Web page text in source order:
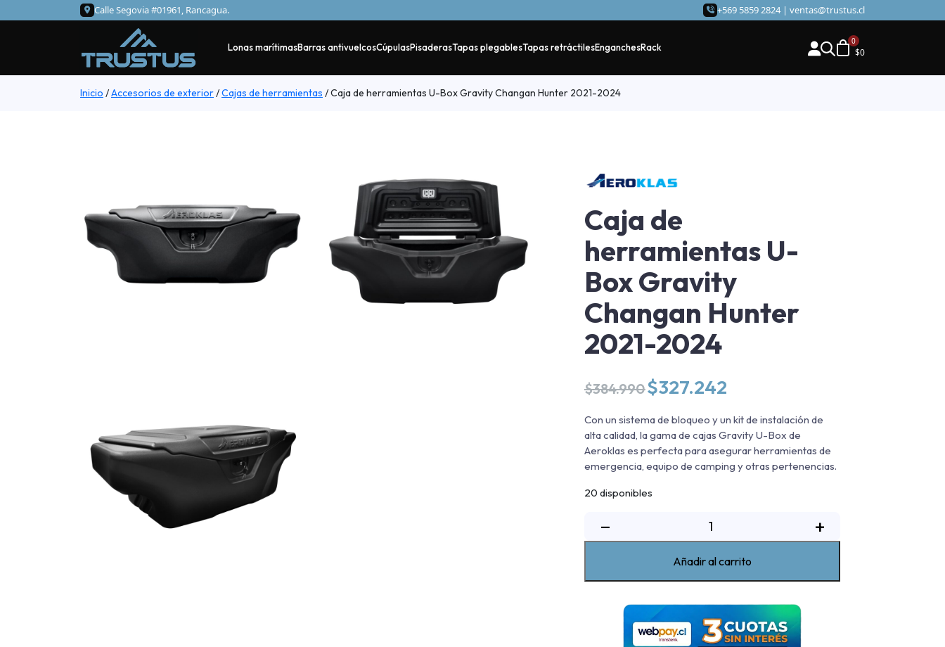
Calle Segovia #01961, Rancagua. +569 5859 2824 | ventas@trustus.cl
Lonas marítimasBarras antivuelcosCúpulasPisaderasTapas plegablesTapas retráctilesEnganchesRack $0
Inicio /Accesorios de exterior/Cajas de herramientas /Caja de herramientas U-Box Gravity Changan Hunter 2021-2024
Caja de
herramientas U-
Box Gravity
Changan Hunter
2021-2024
$384.990 El
precio
original
era:
$384.990.
$327.242
actual
es:
$327.242.
Con un sistema de bloqueo y un kit de instalación de
alta calidad, la gama de cajas Gravity U-Box de
Aeroklas es perfecta para asegurar herramientas de
emergencia, equipo de camping y otras pertenencias.
20 disponibles
−
de
herramientas
Gravity
Changan
Hunter
+
Añadir al carrito